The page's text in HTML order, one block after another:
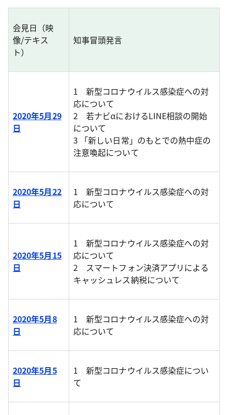
会見日（映
像/テキス
ト）
知事冒頭発言
2020年5月29
日
1 新型コロナウイルス感染症への対
応について
2 若ナビαにおけるLINE相談の開始
について
3 「新しい日常」のもとでの熱中症の
注意喚起について
2020年5月22
日
1 新型コロナウイルス感染症への対
応について
2020年5月15
日
1 新型コロナウイルス感染症への対
応について
2 スマートフォン決済アプリによる
キャッシュレス納税について
2020年5月8
日
1 新型コロナウイルス感染症への対
応について
2020年5月5
日
1 新型コロナウイルス感染症につい
て